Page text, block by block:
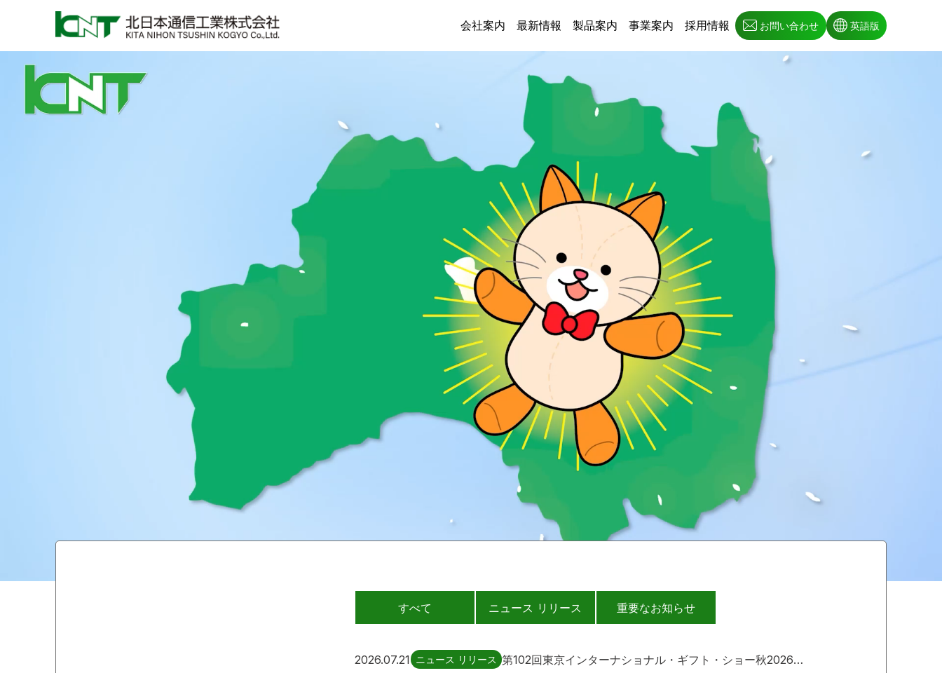
会社案内 最新情報 製品案内 事業案内 採用情報 お問い合わせ 英語版
すべて ニュース リリース 重要なお知らせ
2026.07.21 ニュース リリース 第102回東京インターナショナル・ギフト・ショー秋2026出展のご案内